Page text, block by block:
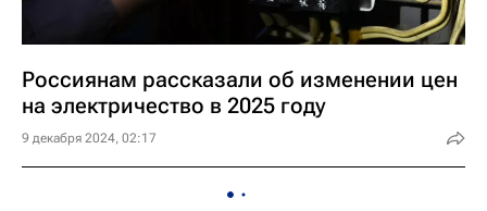
Россиянам рассказали об изменении цен
на электричество в 2025 году
9 декабря 2024, 02:17